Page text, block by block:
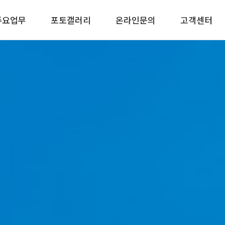
업무 포토갤러리 온라인문의 고객센터